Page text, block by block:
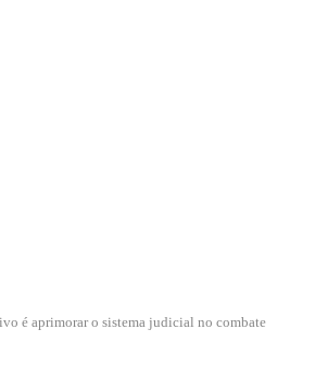
é aprimorar o sistema judicial no combate